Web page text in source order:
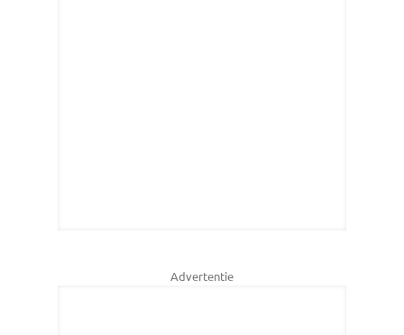
Advertentie